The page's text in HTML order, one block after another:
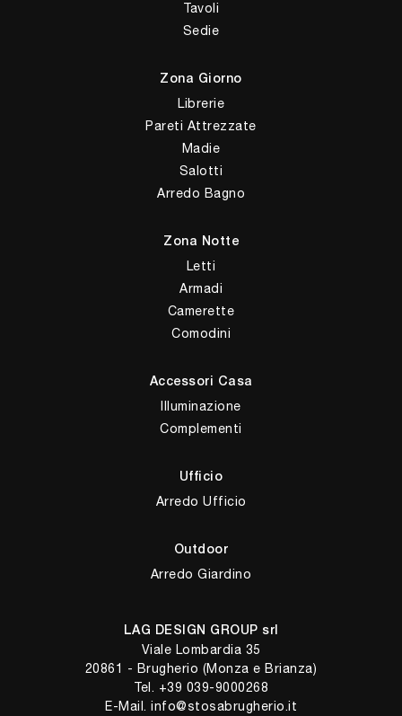
Tavoli
Sedie
Zona Giorno
Librerie
Pareti Attrezzate
Madie
Salotti
Arredo Bagno
Zona Notte
Letti
Armadi
Camerette
Comodini
Accessori Casa
Illuminazione
Complementi
Ufficio
Arredo Ufficio
Outdoor
Arredo Giardino
LAG DESIGN GROUP srl
Viale Lombardia 35
20861 - Brugherio (Monza e Brianza)
Tel. +39 039-9000268
E-Mail. info@stosabrugherio.it